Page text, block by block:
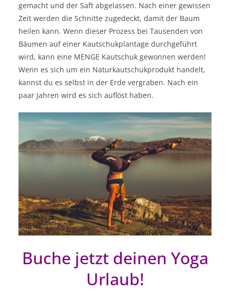
gemacht und der Saft abgelassen. Nach einer gewissen
Zeit werden die Schnitte zugedeckt, damit der Baum
heilen kann. Wenn dieser Prozess bei Tausenden von
Bäumen auf einer Kautschukplantage durchgeführt
wird, kann eine MENGE Kautschuk gewonnen werden!
Wenn es sich um ein Naturkautschukprodukt handelt,
kannst du es selbst in der Erde vergraben. Nach ein
paar Jahren wird es sich auflöst haben.
Buche jetzt deinen Yoga
Urlaub!